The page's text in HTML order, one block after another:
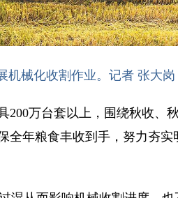
机械化收割作业。记者 张大岗
万台套以上，围绕秋收、
全年粮食丰收到手，努力夯实